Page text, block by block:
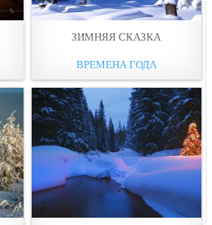
ЗИМНЯЯ СКАЗКА
ВРЕМЕНА ГОДА